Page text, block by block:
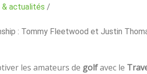
actualités /
: Tommy Fleetwood et Justin
les amateurs de golfavec le